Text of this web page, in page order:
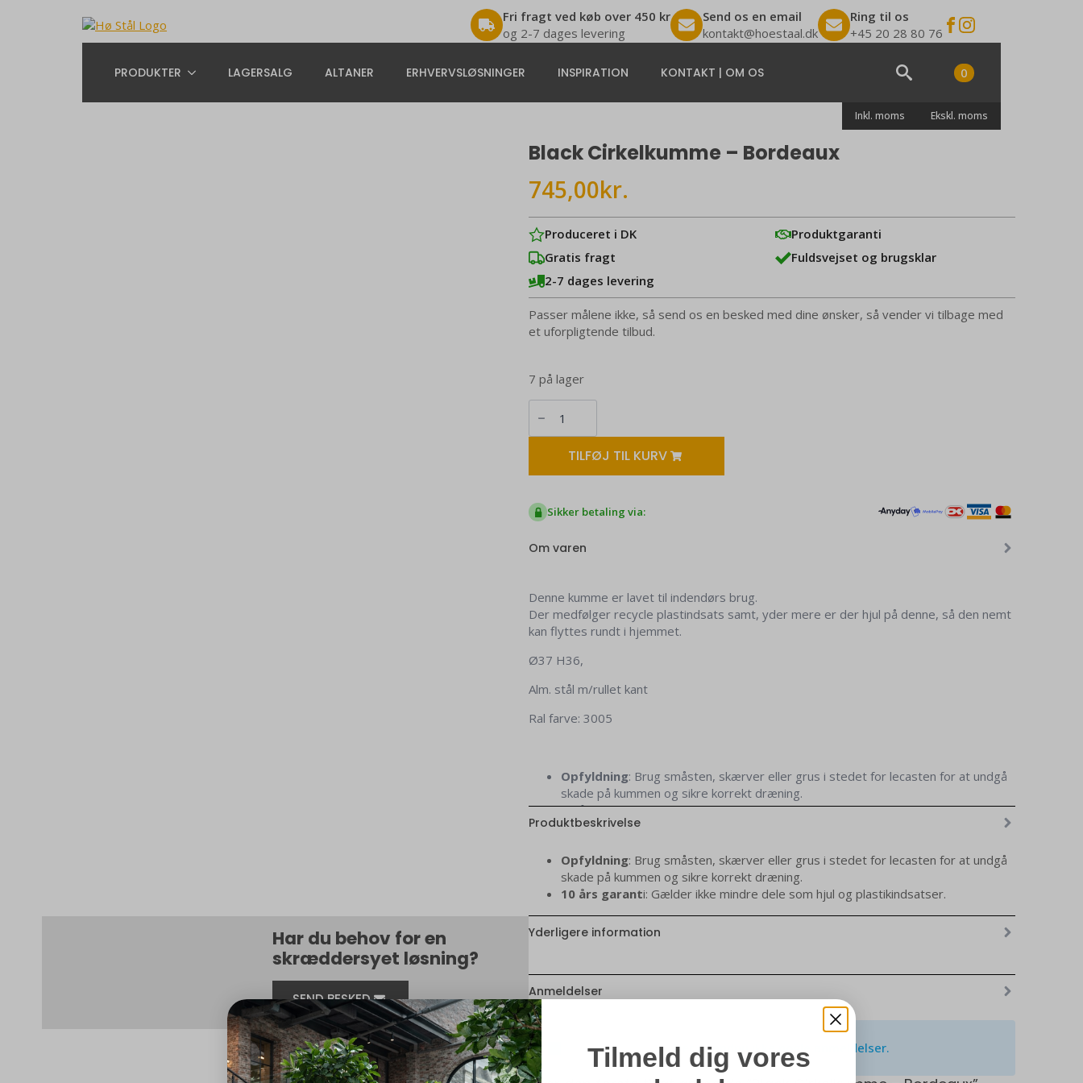
Fri fragt ved køb over 450 kr
og 2-7 dages levering
Send os en email
kontakt@hoestaal.dk
Ring til os
+45 20 28 80 76
PRODUKTER LAGERSALG ALTANER ERHVERVSLØSNINGER INSPIRATION
KONTAKT | OM OS
for:
0
Inkl. moms Ekskl. moms
Har du behov for en
skræddersyet løsning?
SEND BESKED
Black Cirkelkumme – Bordeaux
745,00kr.
Produceret i DK
Produktgaranti
Gratis fragt
Fuldsvejset og brugsklar
2-7 dages levering
Passer målene ikke, så send os en besked med dine ønsker, så vender vi tilbage med
et uforpligtende tilbud.
7 på lager
Black
Cirkelkumme
Bordeaux
TILFØJ TIL KURV
Sikker betaling via:
Om varen
Denne kumme er lavet til indendørs brug.
Der medfølger recycle plastindsats samt, yder mere er der hjul på denne, så den nemt
kan flyttes rundt i hjemmet.
Ø37 H36,
Alm. stål m/rullet kant
Ral farve: 3005
Opfyldning: Brug småsten, skærver eller grus i stedet for lecasten for at undgå
skade på kummen og sikre korrekt dræning.
10 års garanti: Gælder ikke mindre dele som hjul og plastikindsatser.
Produktbeskrivelse
Opfyldning: Brug småsten, skærver eller grus i stedet for lecasten for at undgå
skade på kummen og sikre korrekt dræning.
10 års garanti: Gælder ikke mindre dele som hjul og plastikindsatser.
Yderligere information
Anmeldelser
Der er endnu ikke nogle anmeldelser.
Tilmeld dig vores